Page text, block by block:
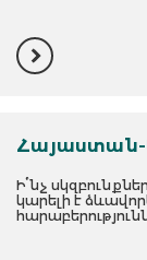
Հայաստան-
Ի՞նչ
կարելի է